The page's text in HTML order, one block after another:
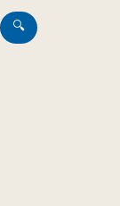
🔍